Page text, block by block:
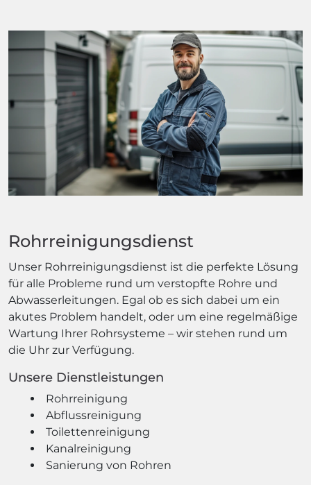
Rohrreinigungsdienst
Unser Rohrreinigungsdienst ist die perfekte Lösung
für alle Probleme rund um verstopfte Rohre und
Abwasserleitungen. Egal ob es sich dabei um ein
akutes Problem handelt, oder um eine regelmäßige
Wartung Ihrer Rohrsysteme – wir stehen rund um
die Uhr zur Verfügung.
Unsere Dienstleistungen
Rohrreinigung
Abflussreinigung
Toilettenreinigung
Kanalreinigung
Sanierung von Rohren